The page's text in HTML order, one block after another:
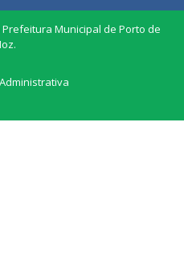
Municipal de Porto de